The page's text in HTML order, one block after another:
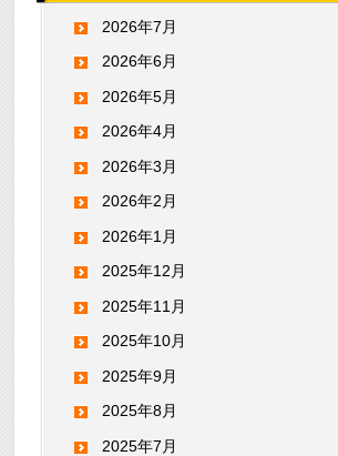
2026年7月
2026年6月
2026年5月
2026年4月
2026年3月
2026年2月
2026年1月
2025年12月
2025年11月
2025年10月
2025年9月
2025年8月
2025年7月